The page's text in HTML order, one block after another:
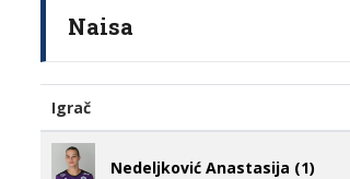
Naisa
Igrač
Nedeljković Anastasija (1)